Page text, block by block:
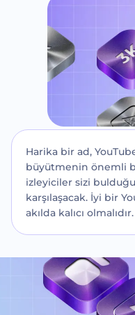
Harika bir ad,
büyütmenin önemli
izleyiciler sizi
karşılaşacak. İyi bir
akılda kalıcı olmalıdır.